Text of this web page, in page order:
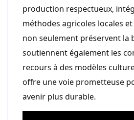
production respectueux,
méthodes agricoles locales
non seulement préservent la
soutiennent également les
recours à des modèles
offre une voie prometteuse
avenir plus durable.